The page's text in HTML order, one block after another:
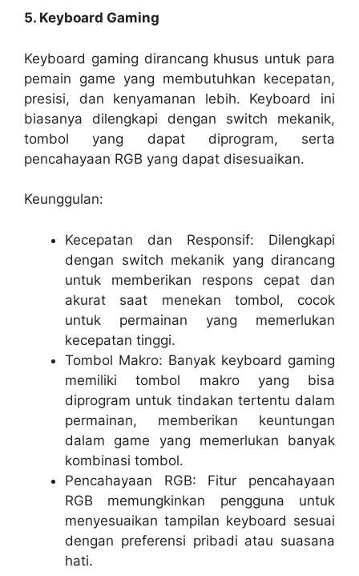
5. Keyboard Gaming
Keyboard gaming dirancang khusus untuk para
pemain game yang membutuhkan kecepatan,
presisi, dan kenyamanan lebih. Keyboard ini
biasanya dilengkapi dengan switch mekanik,
tombol yang dapat diprogram, serta
pencahayaan RGB yang dapat disesuaikan.
Keunggulan:
Kecepatan dan Responsif: Dilengkapi
dengan switch mekanik yang dirancang
untuk memberikan respons cepat dan
akurat saat menekan tombol, cocok
untuk permainan yang memerlukan
kecepatan tinggi.
Tombol Makro: Banyak keyboard gaming
memiliki tombol makro yang bisa
diprogram untuk tindakan tertentu dalam
permainan, memberikan keuntungan
dalam game yang memerlukan banyak
kombinasi tombol.
Pencahayaan RGB: Fitur pencahayaan
RGB memungkinkan pengguna untuk
menyesuaikan tampilan keyboard sesuai
dengan preferensi pribadi atau suasana
hati.